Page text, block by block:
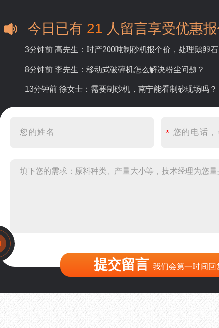
今日已有 21 人留言享受优惠
3分钟前 高先生：时产200吨制砂机报个价，处理鹅卵石
8分钟前 李先生：移动式破碎机怎么解决粉尘问题？
13分钟前 徐女士：需要制砂机，南宁能看制砂现场吗？
16分钟前 程先生：破碎生产线出个方案及报价，有什
22分钟前 郑女士：想了解时产500吨锤破，加工石灰石
36分钟前 罗先生：每小时100吨左右的鄂破和反击破，
提交留言 我们会第一时间回